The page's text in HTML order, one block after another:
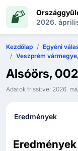
2026.
Kezdőlap
Egyéni
Veszprém
Alsóörs,
Adatok frissítve: 2026.
Eredmények
Eredmények